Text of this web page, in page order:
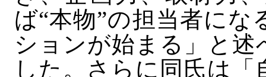
ば“本物”の担当者に
ションが始まる」と
した。さらに同氏は